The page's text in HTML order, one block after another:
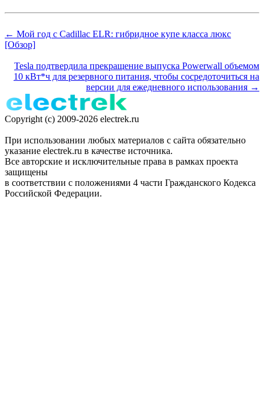
← Мой год с Cadillac ELR: гибридное купе класса люкс
[Обзор]
Tesla подтвердила прекращение выпуска Powerwall объемом
10 кВт*ч для резервного питания, чтобы сосредоточиться на
версии для ежедневного использования →
Copyright (c) 2009-2026 electrek.ru
При использовании любых материалов с сайта обязательно
указание electrek.ru в качестве источника.
Все авторские и исключительные права в рамках проекта
защищены
в соответствии с положениями 4 части Гражданского Кодекса
Российской Федерации.